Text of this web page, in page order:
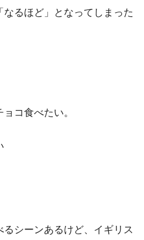
るほど」となってしまった
コ食べたい。
るシーンあるけど、イギリス